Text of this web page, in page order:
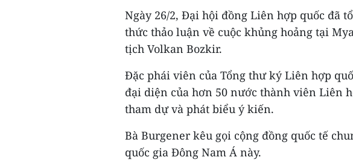
Ngày 26/2, Đại hội đồng Liên hợp quốc đã
thức thảo luận về cuộc khủng hoảng tại
tịch Volkan Bozkir.
Đặc phái viên của Tổng thư ký Liên hợp
đại diện của hơn 50 nước thành viên Liên
tham dự và phát biểu ý kiến.
Bà Burgener kêu gọi cộng đồng quốc tế
quốc gia Đông Nam Á này.